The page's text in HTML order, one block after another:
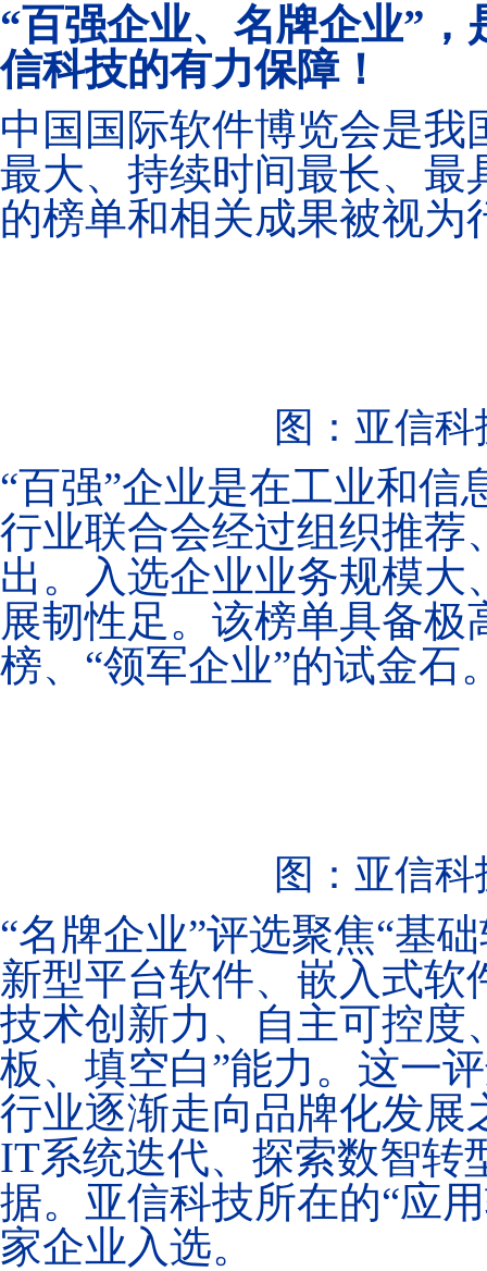
“百强企业、名牌企业”
信科技的有力保障！
中国国际软件博览会是
最大、持续时间最长、最
的榜单和相关成果被视为
图：亚信
“百强”企业是在工业和
行业联合会经过组织推荐
出。入选企业业务规模
展韧性足。该榜单具备
榜、“领军企业”的试金石
图：亚信
“名牌企业”评选聚焦“基
新型平台软件、嵌入式软
技术创新力、自主可控度
板、填空白”能力。这一
行业逐渐走向品牌化发展
IT系统迭代、探索数智转
据。亚信科技所在的“应
家企业入选。